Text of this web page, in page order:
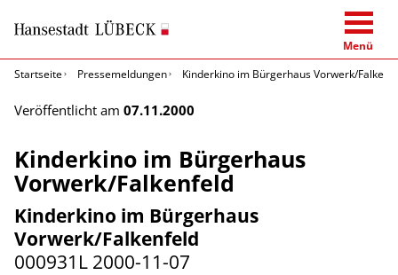
Menü
Startseite
Pressemeldungen Kinderkino im Bürgerhaus Vorwerk/
Veröffentlicht am 07.11.2000
Kinderkino im Bürgerhaus
Vorwerk/Falkenfeld
Kinderkino im Bürgerhaus
Vorwerk/Falkenfeld
000931L 2000-11-07